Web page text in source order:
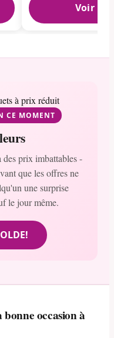
Voir
CE MOMENT
prix imbattables -
que les offres ne
une surprise
le jour même.
occasion à